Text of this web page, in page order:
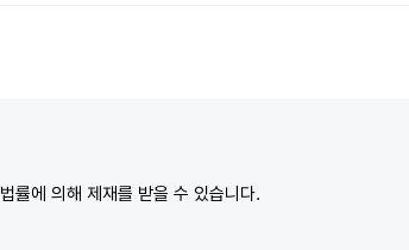
률에 의해 제재를 받을 수 있습니다.